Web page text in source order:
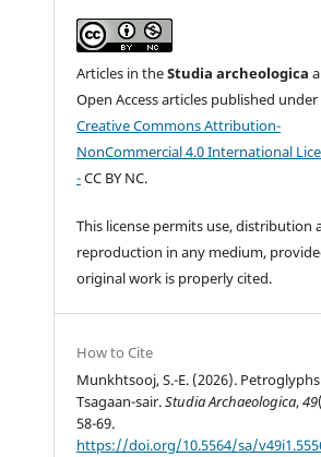
Articles in theStudia archeologica
Open Access articles published under
Creative Commons Attribution-
NonCommercial 4.0 International
-CC BY NC.
This license permits use, distribution
reproduction in any medium,
original work is properly cited.
How to Cite
Munkhtsooj, S.-E. (2026).
Tsagaan-sair.Studia Archaeologica,49
58-69.
https://doi.org/10.5564/sa/